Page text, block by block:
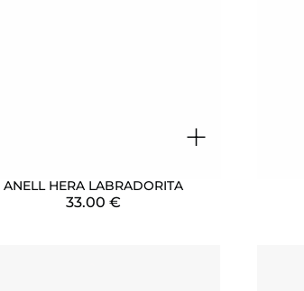
+
ANELL HERA LABRADORITA
33.00€